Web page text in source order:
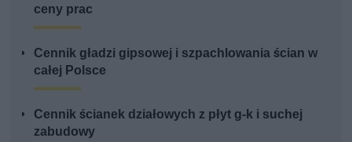
ceny prac
Cennik gładzi gipsowej i szpachlowania ścian w
całej Polsce
Cennik ścianek działowych z płyt g-k i suchej
zabudowy